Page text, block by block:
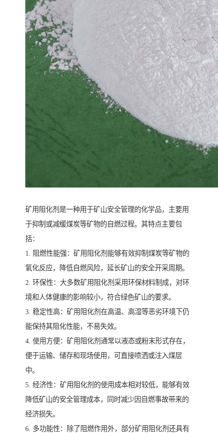
矿用阻化剂是一种用于矿山安全管理的化学品，主要用
于抑制或减缓煤炭等矿物的自燃过程。其特点主要包
括：
1. 阻燃性能强：矿用阻化剂能够有效抑制煤炭等矿物的
氧化反应，降低自燃风险，延长矿山的安全开采周期。
2. 环保性：大多数矿用阻化剂采用环保材料制成，对环
境和人体健康的影响较小，符合绿色矿山的要求。
3. 稳定性高：矿用阻化剂在高温、高湿等恶劣环境下仍
能保持其阻化性能，不易失效。
4. 使用方便：矿用阻化剂通常以液态或粉末形式存在，
便于运输、储存和现场使用，可直接喷洒或注入煤层
中。
5. 经济性：矿用阻化剂的使用成本相对较低，能够有效
降低矿山的安全管理成本，同时减少因自燃事故带来的
经济损失。
6. 多功能性：除了阻燃作用外，部分矿用阻化剂还具有